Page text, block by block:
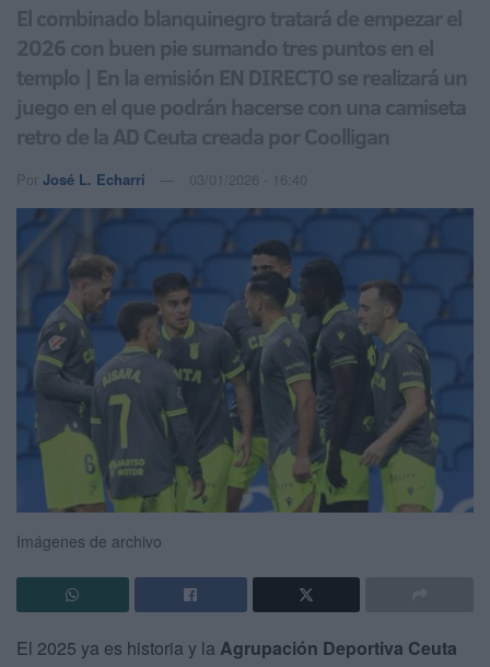
El combinado blanquinegro tratará de empezar el
2026 con buen pie sumando tres puntos en el
templo | En la emisión EN DIRECTO se realizará un
juego en el que podrán hacerse con una camiseta
retro de la AD Ceuta creada por Coolligan
Por José L. Echarri 03/01/2026 - 16:40
Imágenes de archivo
El 2025 ya es historia y la Agrupación Deportiva Ceuta